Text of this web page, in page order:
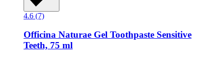
4.6 (7)
Officina Naturae Gel Toothpaste Sensitive
Teeth, 75 ml